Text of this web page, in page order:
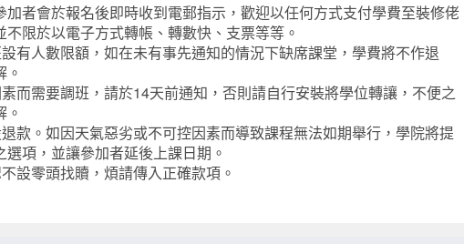
加者會於報名後即時收到電郵指示，歡迎以任何方式支付學費至裝修佬
不限於以電子方式轉帳、轉數快、支票等等。
有人數限額，如在未有事先通知的情況下缺席課堂，學費將不作退
而需要調班，請於14天前通知，否則請自行安裝將學位轉讓，不便之
款。如因天氣惡劣或不可控因素而導致課程無法如期舉行，學院將提
選項，並讓參加者延後上課日期。
設零頭找贖，煩請傳入正確款項。